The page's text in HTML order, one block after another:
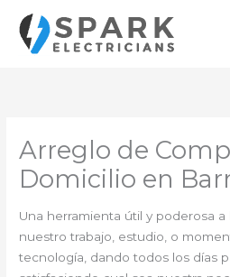
contenido
Arreglo de
Domicilio en
Una herramienta útil y poderosa
nuestro trabajo, estudio, o
tecnología, dando todos los días